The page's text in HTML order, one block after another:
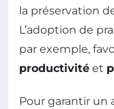
la préservation
L’adoption de
par exemple,
productivité et
Pour garantir un